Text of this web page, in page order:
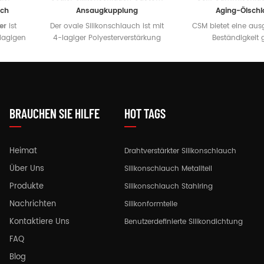
ist
Ansaugkupplung
Der ovale Silikonschlauch ist mit
4-lagiger Polyesterverstärkung
robust, zuverlässig und flexibel
kundenspezifischen
Ansaugsystems
Aging-
CSM bietet eine
Beständigkeit
eine gute
BRAUCHEN SIE HILFE
Heimat
Über Uns
Produkte
Nachrichten
Kontaktiere Uns
FAQ
Blog
HOT TAGS
Drahtverstärkter Silikonschlauch
Silikonschlauch Metallteil
Silikonschlauch Stahlring
Silikonformteile
Benutzerdefinierte Silikondichtung